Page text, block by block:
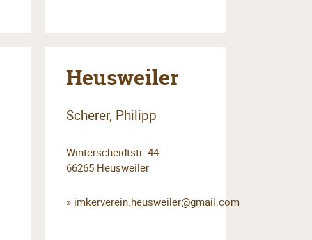
Heusweiler
Scherer, Philipp
Winterscheidtstr. 44
66265 Heusweiler
» imkerverein.heusweiler@gmail.com